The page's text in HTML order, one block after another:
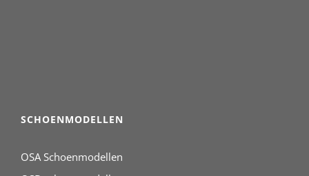
SCHOENMODELLEN
OSA Schoenmodellen